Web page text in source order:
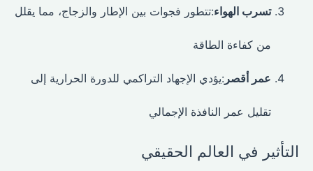
تسرب الهواء:تتطور فجوات بين الإطار والزجاج، مما يقلل
من كفاءة الطاقة
عمر أقصر:يؤدي الإجهاد التراكمي للدورة الحرارية إلى
تقليل عمر النافذة الإجمالي
التأثير في العالم الحقيقي